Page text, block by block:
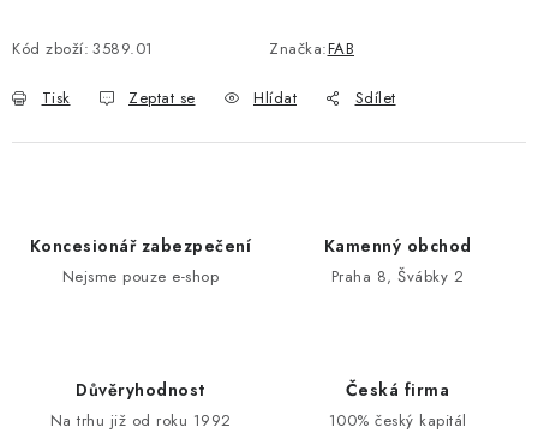
Zabezpečení domů
komplexů
Obchodní podmínky
Kontakty O nás
Naše výhody
Kód zboží: 3589.01 Značka:FAB
Tisk Zeptat se Hlídat Sdílet
Koncesionář zabezpečení
Nejsme pouze e-shop
Kamenný obchod
Praha 8, Švábky 2
Důvěryhodnost
Na trhu již od roku 1992
Česká firma
100% český kapitál